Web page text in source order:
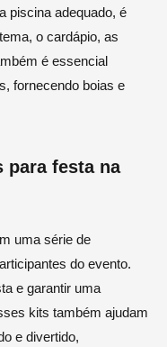
piscina adequado, é
o cardápio, as
é essencial
fornecendo boias e
para festa na
uma série de
do evento.
e garantir uma
kits também ajudam
e divertido,